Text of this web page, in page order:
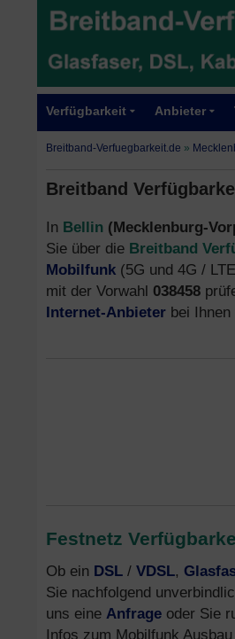
Verfügbarkeit Anbieter
Breitband-Verfuegbarkeit.de »
Breitband
In Bellin (Mecklenburg-
Sie über die Breitband
Mobilfunk (5G und 4G /
mit der Vorwahl 038458
Internet-Anbieter bei
Festnetz
Ob ein DSL / VDSL,
Sie nachfolgend
uns eine Anfrage oder Sie
Infos zum Mobilfunk